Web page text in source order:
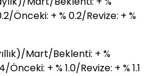
Önceki: + % 0.2/Revize: + %
Mart/Beklenti: + %
+ % 1.0/Revize: + % 1.1